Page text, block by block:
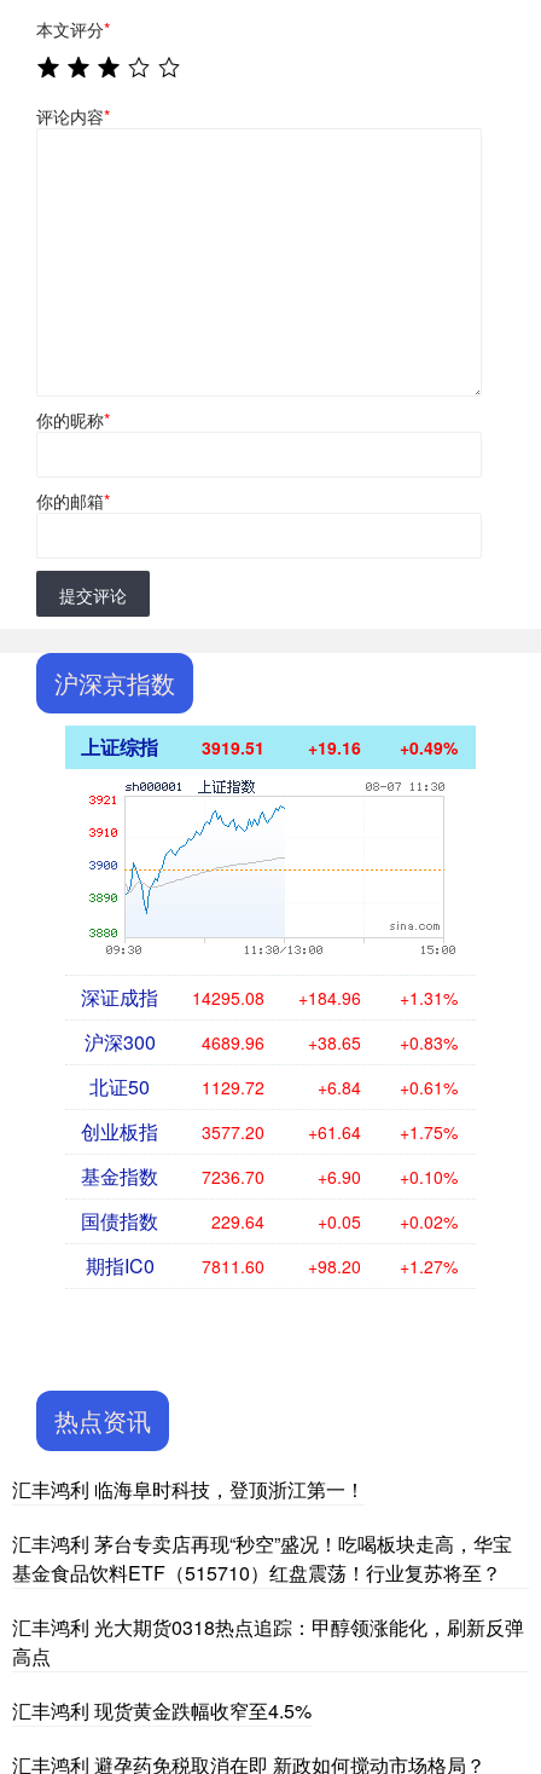
本文评分*
评论内容*
你的昵称*
你的邮箱*
提交评论
沪深京指数
上证综指 3919.51 +19.16 +0.49%
深证成指 14295.08 +184.96 +1.31%
沪深300 4689.96 +38.65 +0.83%
北证50 1129.72 +6.84 +0.61%
创业板指 3577.20 +61.64 +1.75%
基金指数 7236.70 +6.90 +0.10%
国债指数 229.64 +0.05 +0.02%
期指IC0 7811.60 +98.20 +1.27%
热点资讯
汇丰鸿利 临海阜时科技，登顶浙江第一！
汇丰鸿利 茅台专卖店再现“秒空”盛况！吃喝板块走高，华宝
基金食品饮料ETF（515710）红盘震荡！行业复苏将至？
汇丰鸿利 光大期货0318热点追踪：甲醇领涨能化，刷新反弹
高点
汇丰鸿利 现货黄金跌幅收窄至4.5%
汇丰鸿利 避孕药免税取消在即 新政如何搅动市场格局？